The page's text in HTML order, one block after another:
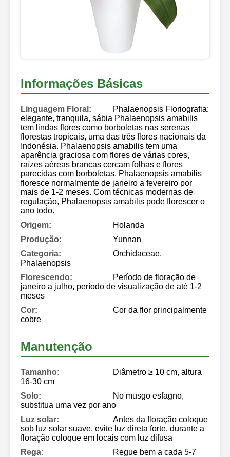
Informações Básicas
Linguagem Floral:
Phalaenopsis Floriografia:
elegante, tranquila, sábia Phalaenopsis amabilis
tem lindas flores como borboletas nas serenas
florestas tropicais, uma das três flores nacionais da
Indonésia. Phalaenopsis amabilis tem uma
aparência graciosa com flores de várias cores,
raízes aéreas brancas cercam folhas e flores
parecidas com borboletas. Phalaenopsis amabilis
floresce normalmente de janeiro a fevereiro por
mais de 1-2 meses. Com técnicas modernas de
regulação, Phalaenopsis amabilis pode florescer o
ano todo.
Origem:
Holanda
Produção:
Yunnan
Categoria:
Orchidaceae,
Phalaenopsis
Florescendo:
Período de floração de
janeiro a julho, período de visualização de até 1-2
meses
Cor:
Cor da flor principalmente
cobre
Manutenção
Tamanho:
Diâmetro ≥ 10 cm, altura
16-30 cm
Solo:
No musgo esfagno,
substitua uma vez por ano
Luz solar:
Antes da floração coloque
sob luz solar suave, evite luz direta forte, durante a
floração coloque em locais com luz difusa
Rega:
Regue bem a cada 5-7